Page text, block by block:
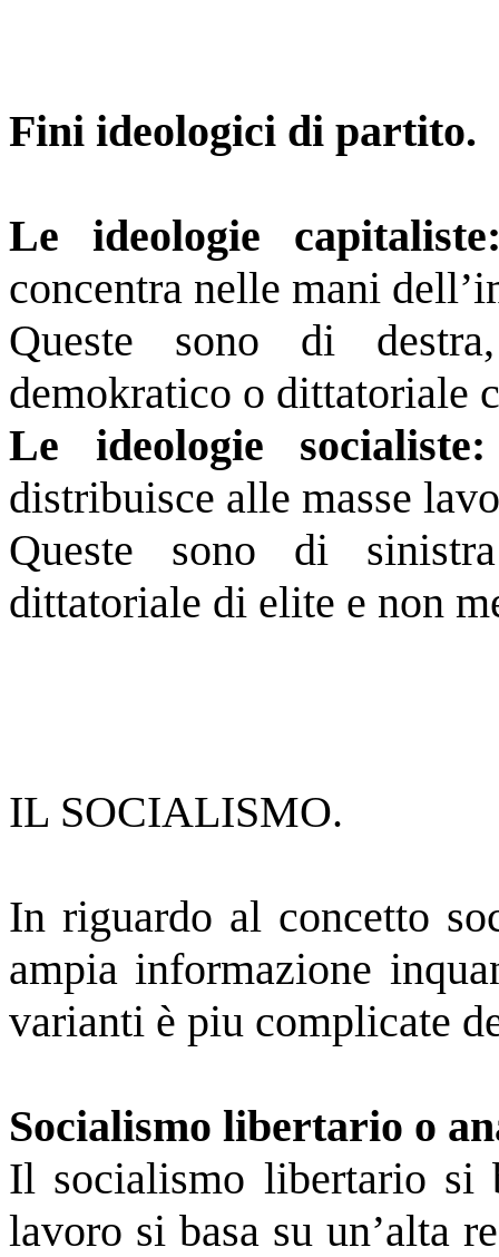
Fini ideologici di partito.
Le ideologie
concentra nelle mani
Queste sono di
demokratico o dittatoriale
Le ideologie
distribuisce alle masse
Queste sono di
dittatoriale di elite e non
IL SOCIALISMO.
In riguardo al concetto
ampia informazione
varianti è piu complicate
Socialismo libertario o
Il socialismo libertario si
lavoro si basa su un’alta